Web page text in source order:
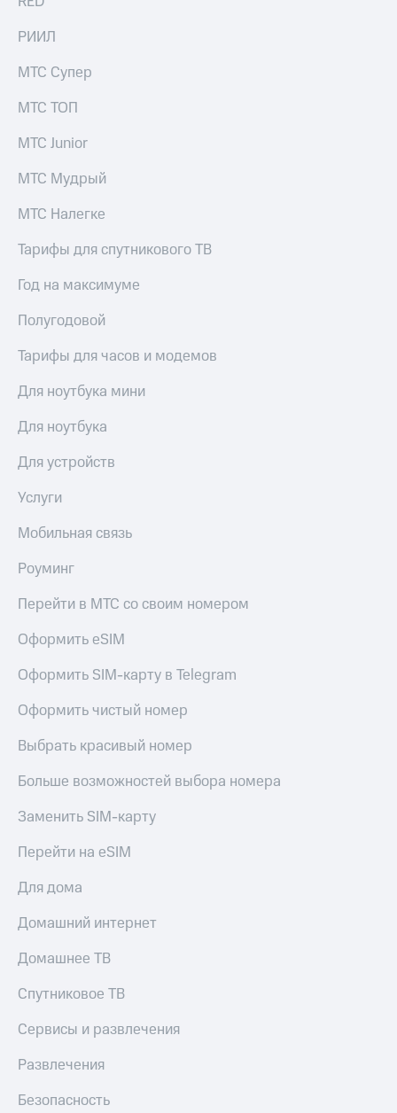
Live
Гудок
Мой
Все
приложения
Инвестиции
Получайте
доход
онлайн
полисов
Скидка 30%
на связь
Откладывайте
и получайте
и
переводы
Пополнить
МТС
Настройки
номер
оператора
Оплата
и
Переводы
с
телефона
С картой
МТС
Деньги
МТС
деньги
доход 15%
Акции
Условия
пополнения
30%
на связь
Тарифы
RED,
РИИЛ
и МТС Супер
МТС Деньги
до 40%
покупке
МТС
РИИЛ
МТС Супер
МТС ТОП
МТС Junior
МТС Мудрый
МТС Налегке
Тарифы для спутникового ТВ
Год на максимуме
Полугодовой
Тарифы для часов и модемов
Для ноутбука мини
Для ноутбука
Для устройств
Услуги
Мобильная связь
Роуминг
Перейти в МТС со своим номером
Оформить eSIM
Оформить SIM-карту в Telegram
Оформить чистый номер
Выбрать красивый номер
Больше возможностей выбора номера
Заменить SIM-карту
Перейти на eSIM
Для дома
Домашний интернет
Домашнее ТВ
Спутниковое ТВ
Сервисы и развлечения
Развлечения
Безопасность